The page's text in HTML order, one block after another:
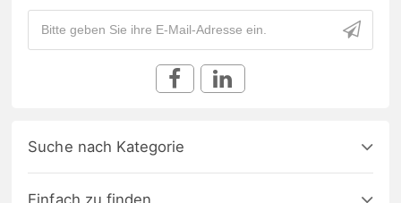
Suche nach Kategorie
Einfach zu finden